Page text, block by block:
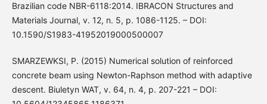
Brazilian code NBR-6118:2014. IBRACON Structures and
Materials Journal, v. 12, n. 5, p. 1086-1125. – DOI:
10.1590/S1983-41952019000500007
SMARZEWKSI, P. (2015) Numerical solution of reinforced
concrete beam using Newton-Raphson method with adaptive
descent. Biuletyn WAT, v. 64, n. 4, p. 207-221 – DOI: